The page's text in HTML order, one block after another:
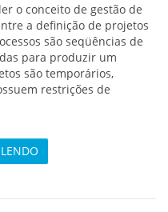
o conceito de gestão de
a definição de projetos
são seqüências de
para produzir um
são temporários,
restrições de